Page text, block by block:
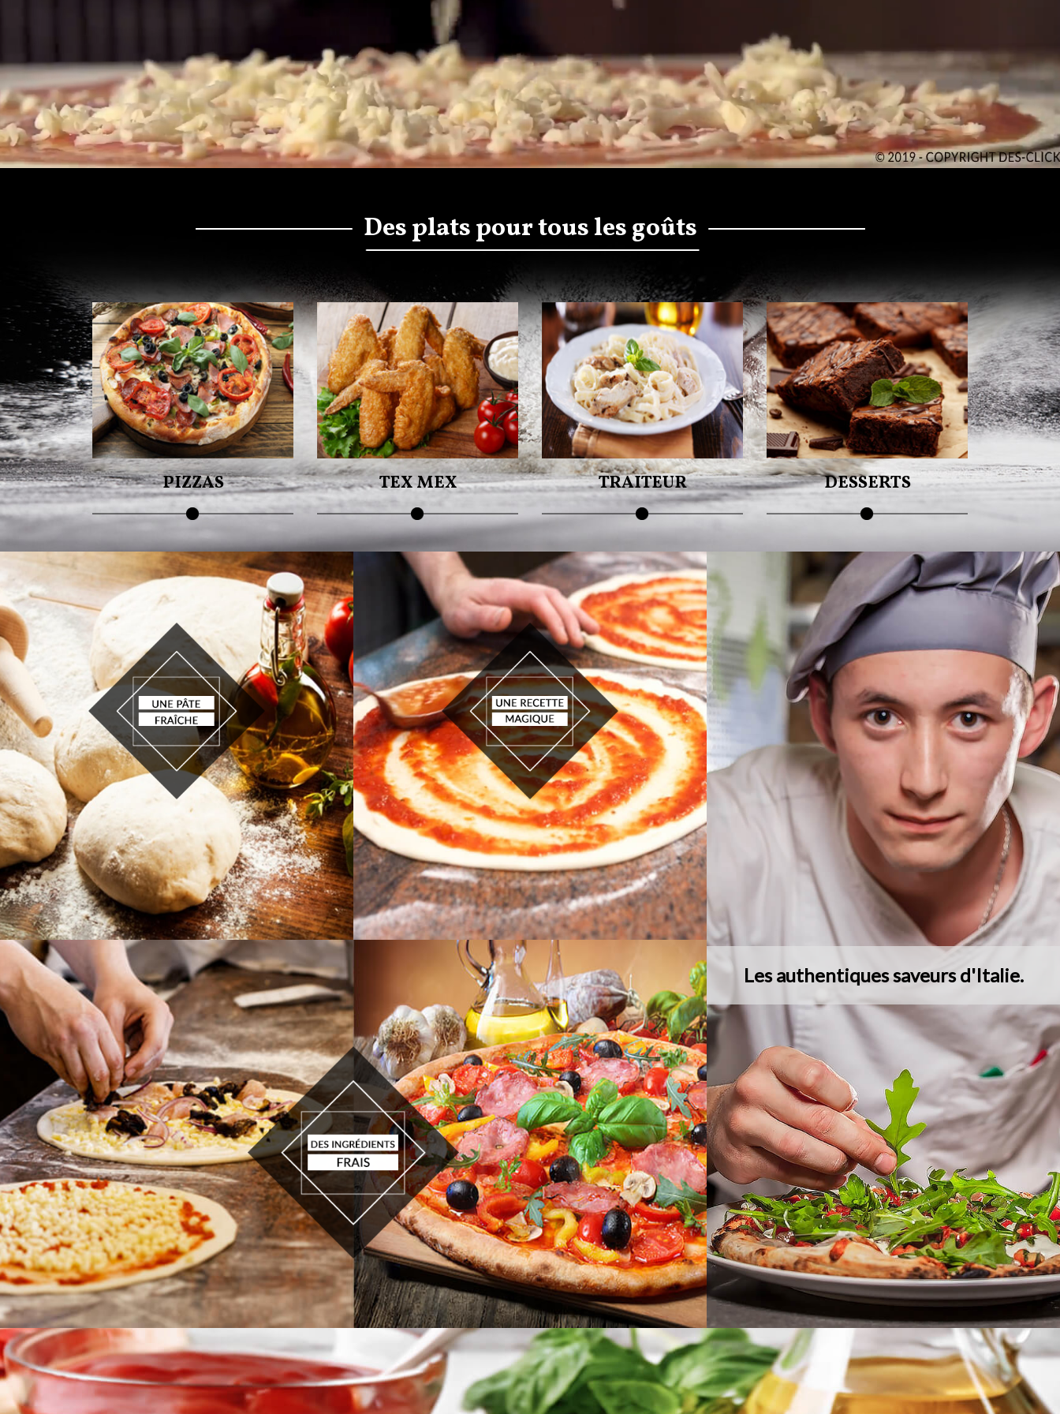
Des plats pour tous les goûts
Savourez nos succulentes pizzas !
PIZZAS
Pour votre petite faim à prix réduit !
TEX MEX
Un goût sans égal !
TRAITEUR
Plus de plaisir à partager !
DESSERTS
Les authentiques saveurs d'Italie.